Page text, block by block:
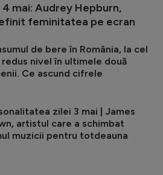
mai: Audrey Hepburn,
feminitatea pe ecran
de bere în România, la cel
redus nivel în ultimele două
Ce ascund cifrele
zilei 3 mai | James
artistul care a schimbat
muzicii pentru totdeauna